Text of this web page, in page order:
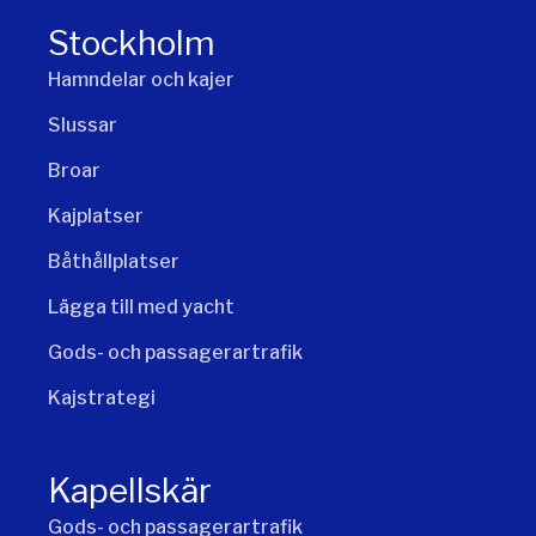
Stockholm
Hamndelar och kajer
Slussar
Broar
Kajplatser
Båthållplatser
Lägga till med yacht
Gods- och passagerartrafik
Kajstrategi
Kapellskär
Gods- och passagerartrafik